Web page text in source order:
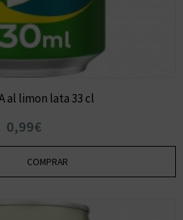
al limon lata 33 cl
0,99€
COMPRAR